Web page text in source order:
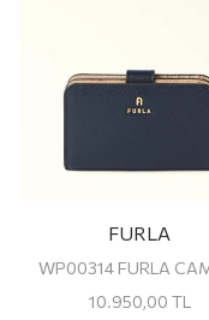
FURLA
10.950,00 TL